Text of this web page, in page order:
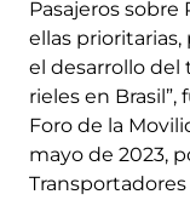
Pasajeros sobre
ellas prioritarias,
el desarrollo del
rieles en
Foro de la
mayo de 2023,